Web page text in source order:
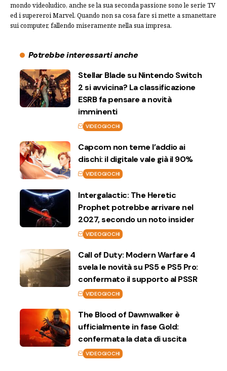
mondo videoludico, anche se la sua seconda passione sono le serie TV
ed i supereroi Marvel. Quando non sa cosa fare si mette a smanettare
sui computer, fallendo miseramente nella sua impresa.
Potrebbe interessarti anche
Stellar Blade su Nintendo Switch
2 si avvicina? La classificazione
ESRB fa pensare a novità
imminenti
VIDEOGIOCHI
Capcom non teme l’addio ai
dischi: il digitale vale già il 90%
VIDEOGIOCHI
Intergalactic: The Heretic
Prophet potrebbe arrivare nel
2027, secondo un noto insider
VIDEOGIOCHI
Call of Duty: Modern Warfare 4
svela le novità su PS5 e PS5 Pro:
confermato il supporto al PSSR
VIDEOGIOCHI
The Blood of Dawnwalker è
ufficialmente in fase Gold:
confermata la data di uscita
VIDEOGIOCHI